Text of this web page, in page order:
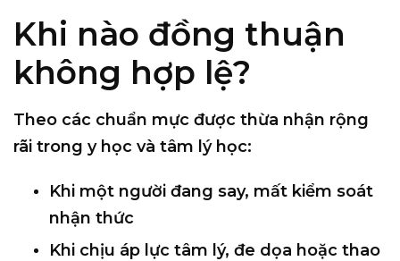
Khi nào đồng thuận
không hợp lệ?
Theo các chuẩn mực được thừa nhận rộng
rãi trong y học và tâm lý học:
Khi một người đang say, mất kiểm soát
nhận thức
Khi chịu áp lực tâm lý, đe dọa hoặc thao